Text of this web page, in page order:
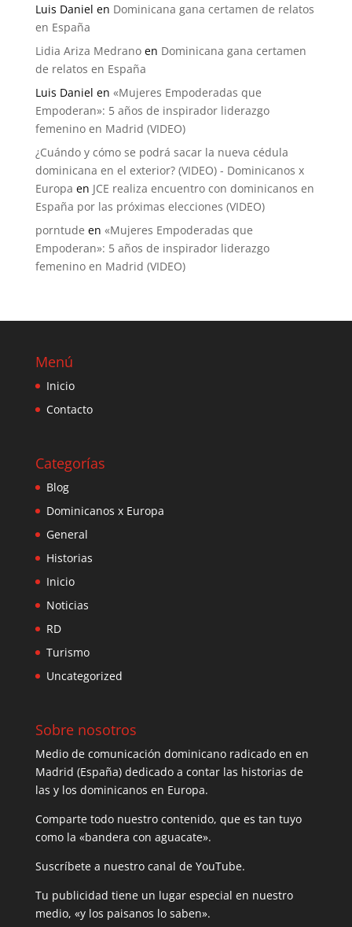
Luis Daniel en Dominicana gana certamen de relatos
en España
Lidia Ariza Medranoen Dominicana gana certamen
de relatos en España
Luis Daniel en «Mujeres Empoderadas que
Empoderan»: 5 años de inspirador liderazgo
femenino en Madrid (VIDEO)
¿Cuándo y cómo se podrá sacar la nueva cédula
dominicana en el exterior? (VIDEO) - Dominicanos x
Europa en JCE realiza encuentro con dominicanos en
España por las próximas elecciones (VIDEO)
porntude en «Mujeres Empoderadas que
Empoderan»: 5 años de inspirador liderazgo
femenino en Madrid (VIDEO)
Menú
Inicio
Contacto
Categorías
Blog
Dominicanos x Europa
General
Historias
Inicio
Noticias
RD
Turismo
Uncategorized
Sobre nosotros
Medio de comunicación dominicano radicado en en
Madrid (España) dedicado a contar las historias de
las y los dominicanos en Europa.
Comparte todo nuestro contenido, que es tan tuyo
como la «bandera con aguacate».
Suscríbete a nuestro canal de YouTube.
Tu publicidad tiene un lugar especial en nuestro
medio, «y los paisanos lo saben».